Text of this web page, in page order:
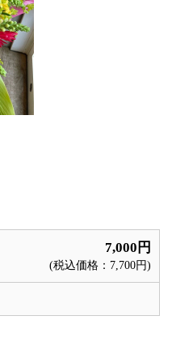
7,000円
(税込価格：7,700円)